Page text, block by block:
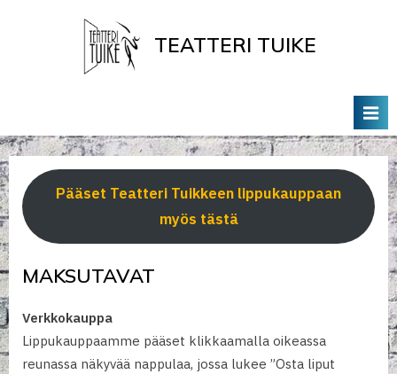
TEATTERI TUIKE
Pääset Teatteri Tuikkeen lippukauppaan
myös tästä
MAKSUTAVAT
Verkkokauppa
Lippukauppaamme pääset klikkaamalla oikeassa
reunassa näkyvää nappulaa, jossa lukee ”Osta liput